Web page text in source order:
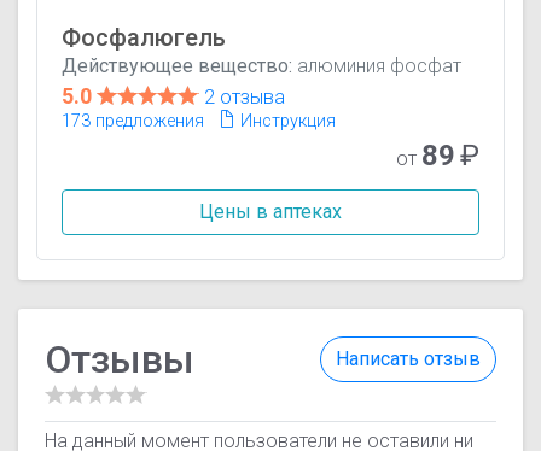
Фосфалюгель
Действующее вещество: алюминия фосфат
5.0 2 отзыва
173 предложения Инструкция
от 89₽
Цены в аптеках
Написать отзыв
Отзывы
На данный момент пользователи не оставили ни